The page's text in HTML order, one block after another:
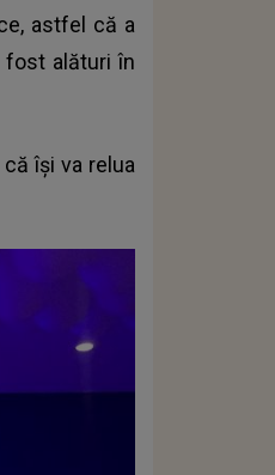
astfel că a
fost alături în
își va relua